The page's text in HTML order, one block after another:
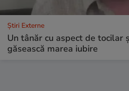
Știri Externe
Un tânăr cu aspect de tocilar
găsească marea iubire